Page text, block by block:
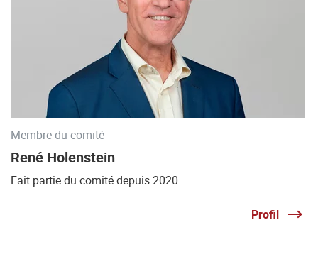
Membre du comité
René Holenstein
Fait partie du comité depuis 2020.
Profil